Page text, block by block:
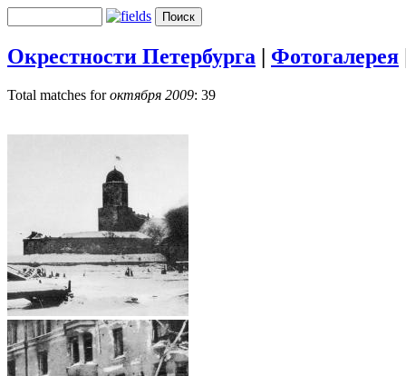
Окрестности Петербурга | Фотогалерея
Total matches forоктября 2009: 39